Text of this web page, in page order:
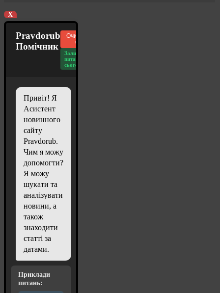
X
Pravdorub
Помічник
Очистити
чат
Залишилось
питань
сьогодні: 20
Привіт! Я
Асистент
новинного
сайту
Pravdorub.
Чим я можу
допомогти?
Я можу
шукати та
аналізувати
новини, а
також
знаходити
статті за
датами.
Приклади
питань: